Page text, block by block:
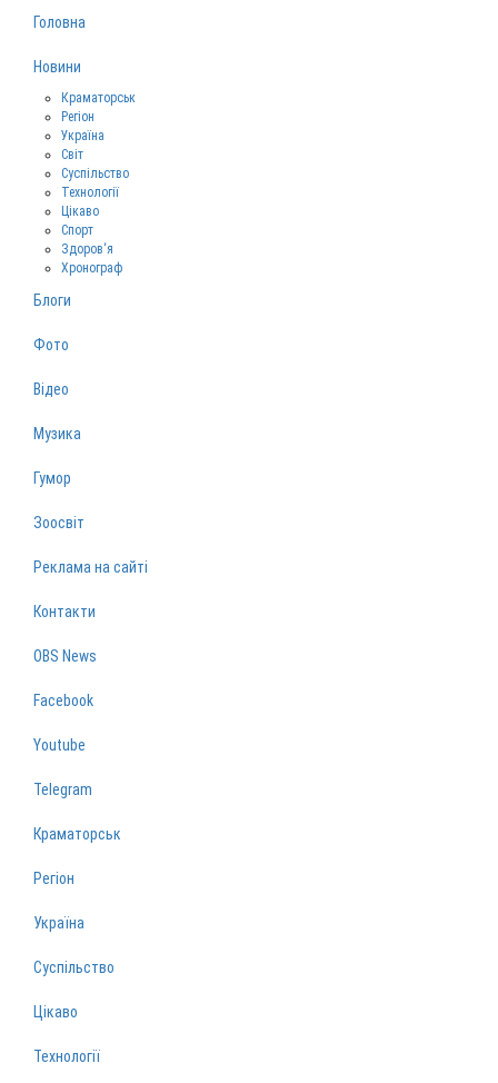
Головна
Новини
Краматорськ
Регіон
Україна
Світ
Суспільство
Технології
Цікаво
Спорт
Здоров‘я
Хронограф
Блоги
Фото
Відео
Музика
Гумор
Зоосвіт
Реклама на сайті
Контакти
OBS News
Facebook
Youtube
Telegram
Краматорськ
Регіон
Україна
Суспільство
Цікаво
Технології